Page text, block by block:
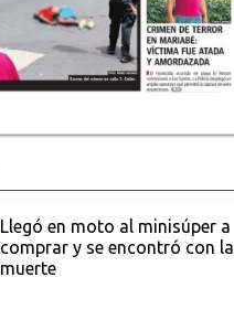
Llegó en moto al minisúper a
comprar y se encontró con la
muerte